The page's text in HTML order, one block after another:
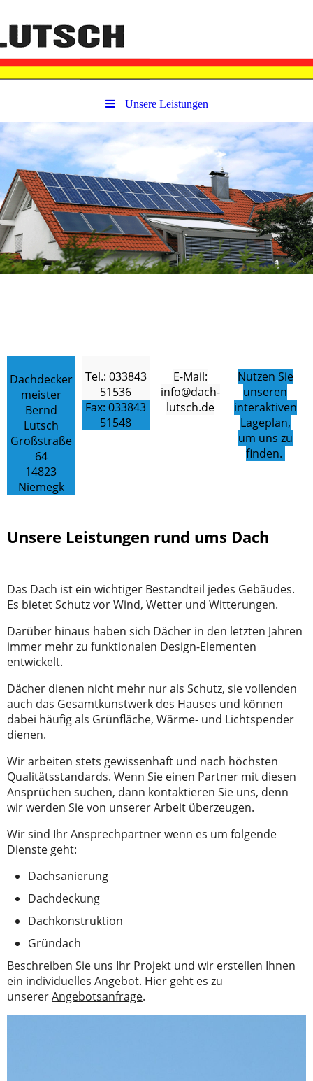
Unsere Leistungen
Dachdecker
meister
Bernd
Lutsch
Großstraße
64
14823
Niemegk
Tel.: 033843
51536
Fax: 033843
51548
E-Mail:
info@dach-
lutsch.de
Nutzen Sie
unseren
interaktiven
Lageplan,
um uns zu
finden.
Unsere Leistungen rund ums Dach
Das Dach ist ein wichtiger Bestandteil jedes Gebäudes.
Es bietet Schutz vor Wind, Wetter und Witterungen.
Darüber hinaus haben sich Dächer in den letzten Jahren
immer mehr zu funktionalen Design-Elementen
entwickelt.
Dächer dienen nicht mehr nur als Schutz, sie vollenden
auch das Gesamtkunstwerk des Hauses und können
dabei häufig als Grünfläche, Wärme- und Lichtspender
dienen.
Wir arbeiten stets gewissenhaft und nach höchsten
Qualitätsstandards. Wenn Sie einen Partner mit diesen
Ansprüchen suchen, dann kontaktieren Sie uns, denn
wir werden Sie von unserer Arbeit überzeugen.
Wir sind Ihr Ansprechpartner wenn es um folgende
Dienste geht:
Dachsanierung
Dachdeckung
Dachkonstruktion
Gründach
Beschreiben Sie uns Ihr Projekt und wir erstellen Ihnen
ein individuelles Angebot. Hier geht es zu
unsererAngebotsanfrage.